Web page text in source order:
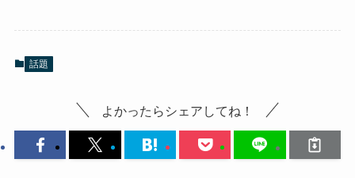
話題
よかったらシェアしてね！